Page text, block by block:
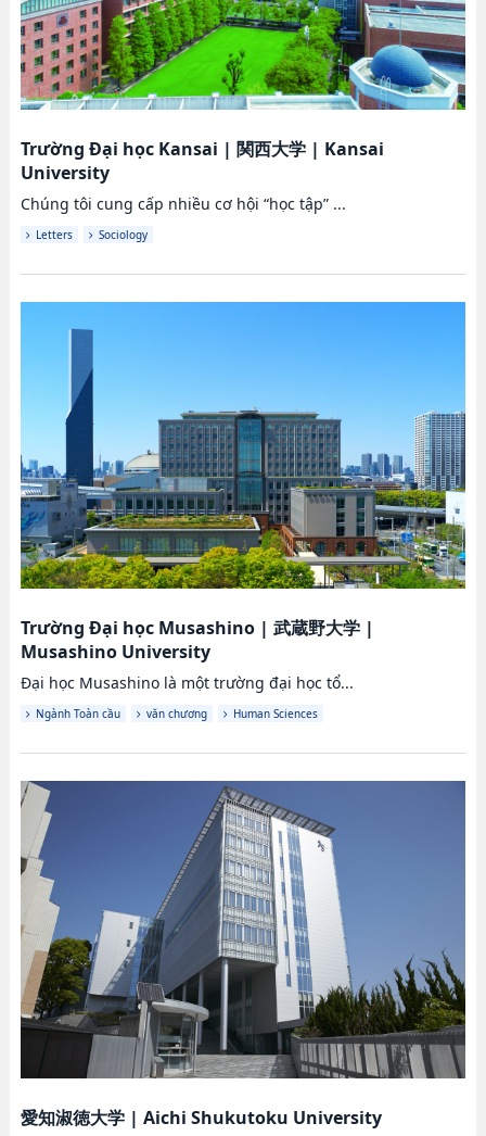
Trường Đại học Kansai | 関西大学| Kansai
University
Chúng tôi cung cấp nhiều cơ hội “học tập” ...
Letters Sociology
Trường Đại học Musashino| 武蔵野大学|
Musashino University
Đại học Musashino là một trường đại học tổ...
Ngành Toàn cầu văn chương Human Sciences
愛知淑徳大学| Aichi Shukutoku University